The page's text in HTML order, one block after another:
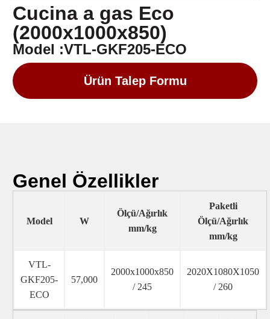
Cucina a gas Eco
(2000x1000x850)
Model :VTL-GKF205-ECO
Ürün Talep Formu
Genel Özellikler
Model W
Ölçü/Ağırlık
mm/kg
Paketli
Ölçü/Ağırlık
mm/kg
VTL-
GKF205-
ECO
57,000
2000x1000x850
/ 245
2020X1080X1050
/ 260